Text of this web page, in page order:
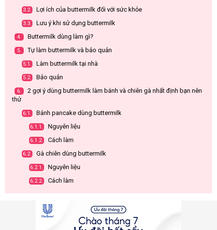
3.2. Lợi ích của buttermilk đối với sức khỏe
3.3. Lưu ý khi sử dụng buttermilk
4. Buttermilk dùng làm gì?
5. Tự làm buttermilk và bảo quản
5.1. Làm buttermilk tại nhà
5.2. Bảo quản
6.
2 gợi ý dùng buttermilk làm bánh và chiên gà nhất định bạn nên
thử
6.1. Bánh pancake dùng buttermilk
6.1.1. Nguyên liệu
6.1.2. Cách làm
6.2. Gà chiên dùng buttermilk
6.2.1. Nguyên liệu
6.2.2. Cách làm